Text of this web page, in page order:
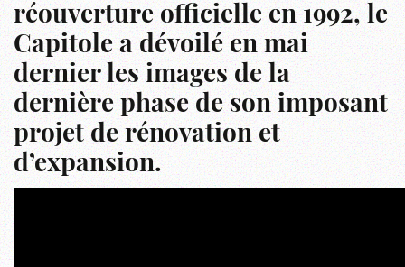
réouverture officielle en 1992, le
Capitole a dévoilé en mai
dernier les images de la
dernière phase de son imposant
projet de rénovation et
d’expansion.